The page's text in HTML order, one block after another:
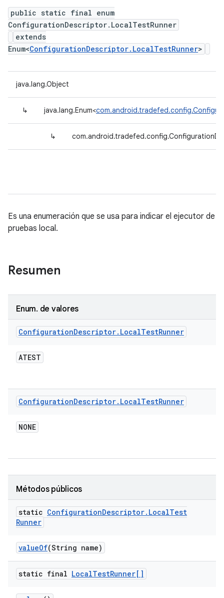
public static final enum
ConfigurationDescriptor.LocalTestRunner
extends
Enum<ConfigurationDescriptor.LocalTestRunner>
java.lang.Object
↳ java.lang.Enum<
↳
Es una enumeración que se usa para indicar el ejecutor de
pruebas local.
Resumen
Enum. de valores
ConfigurationDescriptor. LocalTestRunner
ATEST
ConfigurationDescriptor. LocalTestRunner
NONE
Métodos públicos
static ConfigurationDescriptor. LocalTest
Runner
valueOf(String name)
static final LocalTestRunner[]